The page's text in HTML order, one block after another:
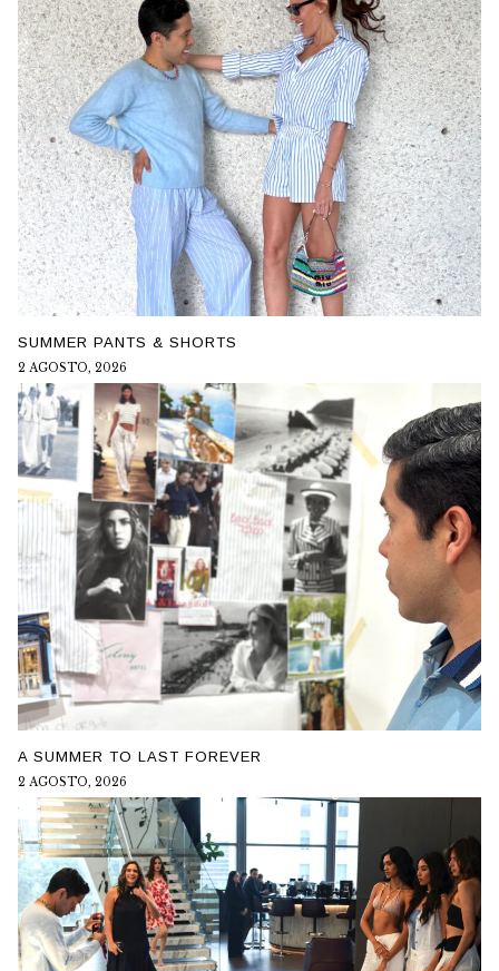
SUMMER PANTS & SHORTS
2 AGOSTO, 2026
A SUMMER TO LAST FOREVER
2 AGOSTO, 2026